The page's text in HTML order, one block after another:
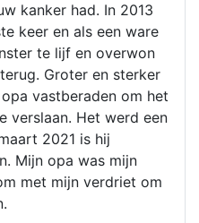
kanker had. In 2013
keer en als een ware
te lijf en overwon
Groter en sterker
vastberaden om het
verslaan. Het werd een
2021 is hij
Mijn opa was mijn
met mijn verdriet om